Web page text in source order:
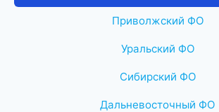
Приволжский ФО
Уральский ФО
Сибирский ФО
Дальневосточный ФО